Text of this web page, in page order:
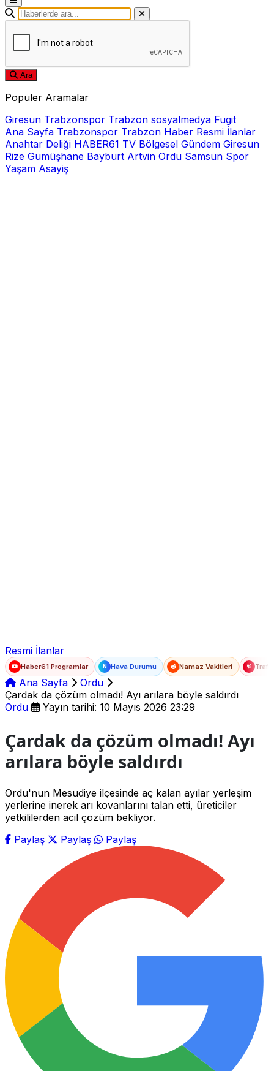
Ara
Popüler Aramalar
Giresun Trabzonspor Trabzon sosyalmedya Fugit
Ana Sayfa Trabzonspor Trabzon Haber Resmi İlanlar
Anahtar Deliği HABER61 TV Bölgesel Gündem Giresun
Rize Gümüşhane Bayburt Artvin Ordu Samsun Spor
Yaşam Asayiş
Resmi İlanlar
Haber61 Programlar N Hava Durumu Namaz Vakitleri
Ana Sayfa
Ordu
Çardak da çözüm olmadı! Ayı arılara böyle saldırdı
Ordu
Yayın tarihi: 10 Mayıs 2026 23:29
Çardak da çözüm olmadı! Ayı
arılara böyle saldırdı
Ordu'nun Mesudiye ilçesinde aç kalan ayılar yerleşim
yerlerine inerek arı kovanlarını talan etti, üreticiler
yetkililerden acil çözüm bekliyor.
Paylaş
Paylaş Paylaş